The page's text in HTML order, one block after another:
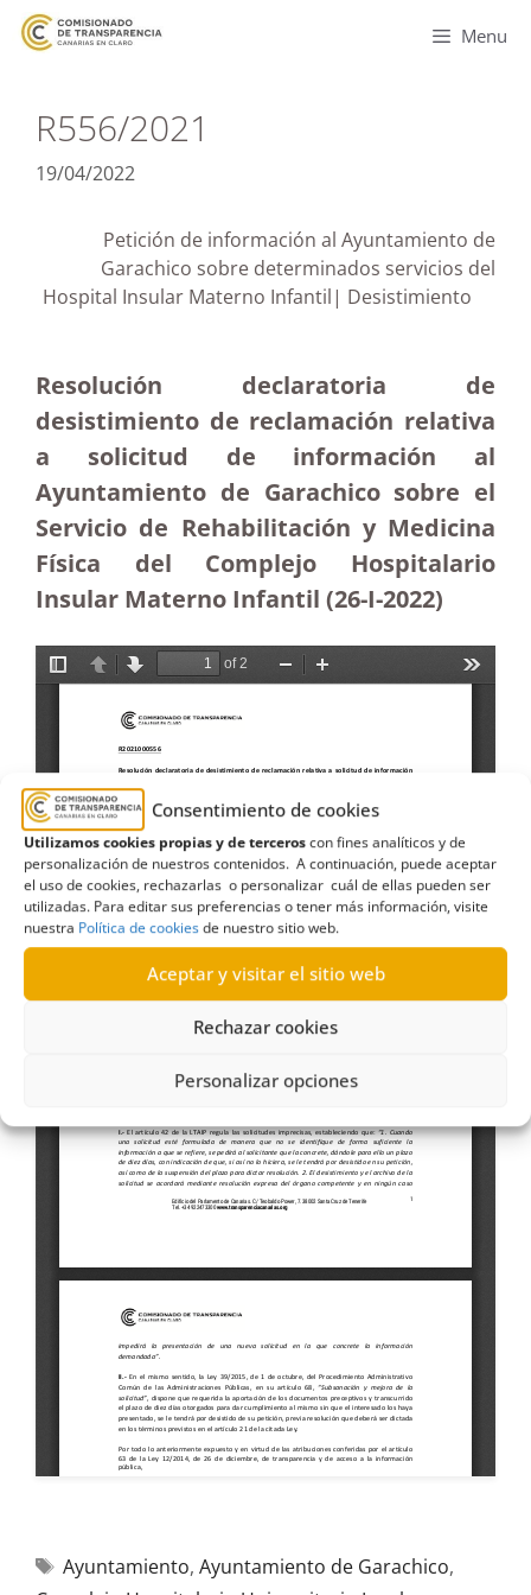
Consentimiento de cookies
Utilizamos cookies propias y de terceroscon fines analíticos y de
personalización de nuestros contenidos. A continuación, puede aceptar
el uso de cookies, rechazarlas o personalizar cuál de ellas pueden ser
utilizadas. Para editar sus preferencias o tener más información, visite
nuestra Política de cookiesde nuestro sitio web.
Aceptar y visitar el sitio web
Rechazar cookies
Personalizar opciones
Menu
R556/2021
19/04/2022
Petición de información al Ayuntamiento de
Garachico sobre determinados servicios del
Hospital Insular Materno Infantil| Desistimiento
Resolución declaratoria de
desistimiento de reclamación relativa
a solicitud de información al
Ayuntamiento de Garachico sobre el
Servicio de Rehabilitación y Medicina
Física del Complejo Hospitalario
Insular Materno Infantil (26-I-2022)
Ayuntamiento, Ayuntamiento de Garachico,